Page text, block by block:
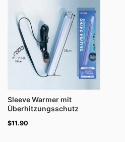
Sleeve Warmer mit
Überhitzungsschutz
$11.90